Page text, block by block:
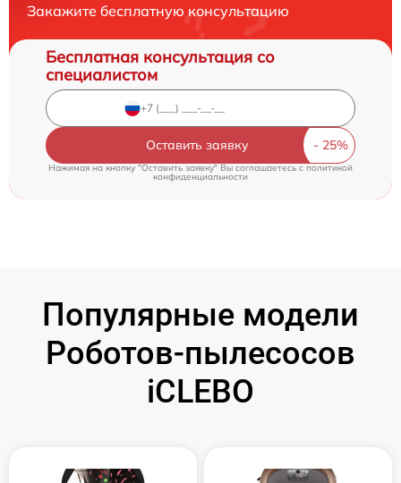
Закажите бесплатную консультацию
Бесплатная консультация со
специалистом
Оставить заявку
Нажимая на кнопку "Оставить заявку" Вы соглашаетесь cполитикой
конфиденциальности
Популярные модели
Роботов-пылесосов
iCLEBO